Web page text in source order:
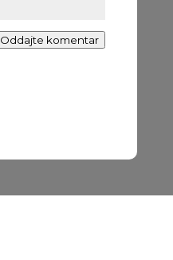
Oddajte komentar